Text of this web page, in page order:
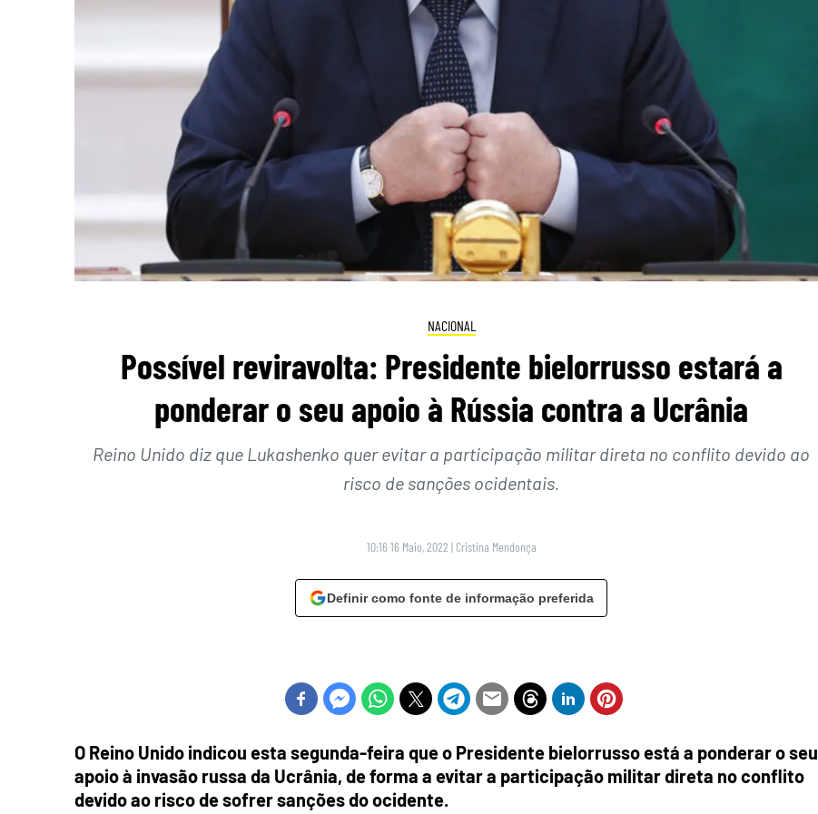
NACIONAL
Possível reviravolta: Presidente bielorrusso estará a
ponderar o seu apoio à Rússia contra a Ucrânia
Reino Unido diz que Lukashenko quer evitar a participação militar direta no conflito devido ao
risco de sanções ocidentais.
10:16 16 Maio, 2022 | Cristina Mendonça
Definir como fonte de informação preferida
O Reino Unido indicou esta segunda-feira que o Presidente bielorrusso está a ponderar o seu
apoio à invasão russa da Ucrânia, de forma a evitar a participação militar direta no conflito
devido ao risco de sofrer sanções do ocidente.